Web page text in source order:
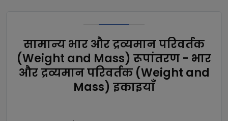
सामान्य भार और द्रव्यमान परिवर्तक
(Weight and Mass) रूपांतरण - भार
और द्रव्यमान परिवर्तक (Weight and
Mass) इकाइयाँ